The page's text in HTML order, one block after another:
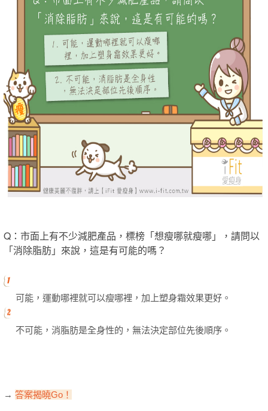
Q：市面上有不少減肥產品，標榜「想瘦哪就瘦哪」，請問以
「消除脂肪」來說，這是有可能的嗎？
可能，運動哪裡就可以瘦哪裡，加上塑身霜效果更好。
不可能，消脂肪是全身性的，無法決定部位先後順序。
→ 答案揭曉Go ！